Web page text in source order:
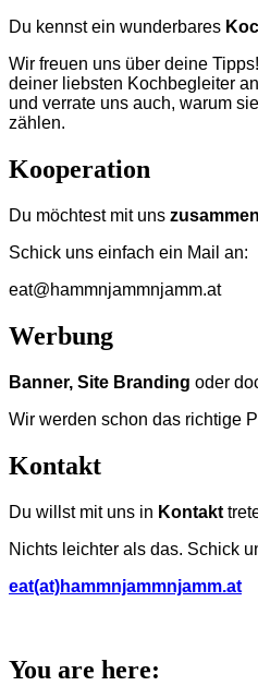
Du kennst ein wunderbares
Wir freuen uns über deine
deiner liebsten Kochbegleiter an
und verrate uns auch, warum
zählen.
Kooperation
Du möchtest mit uns
Schick uns einfach ein Mail an:
eat@hammnjammnjamm.at
Werbung
Banner, Site Branding oder
Wir werden schon das richtige
Kontakt
Du willst mit uns in Kontakt
Nichts leichter als das. Schick
eat(at)hammnjammnjamm.at
You are here: